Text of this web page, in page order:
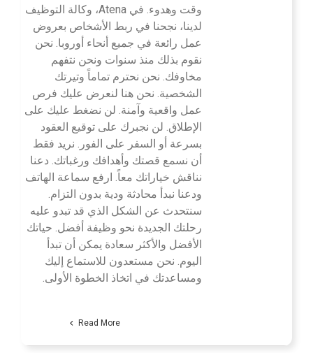
وقت وهدوء. في Atena، وكالة التوظيف
لدينا، نجحنا في ربط الأشخاص بعروض
عمل رائعة في جميع أنحاء أوروبا. نحن
نقوم بذلك منذ سنوات ونحن نتفهم
مخاوفك. نحن نحترم تماماً وتيرتك
الشخصية. نحن هنا لنعرض عليك فرص
عمل واقعية وآمنة. لن نضغط عليك على
الإطلاق. لن نجبرك على توقيع العقود
بسرعة أو السفر على الفور. نريد فقط
أن نسمع قصتك وأهدافك ورغباتك. دعنا
نناقش خياراتك معاً. ارفع سماعة الهاتف
ودعنا نبدأ محادثة ودية بدون التزام.
سنتحدث عن الشكل الذي قد تبدو عليه
رحلتك الجديدة نحو وظيفة أفضل. حياتك
الأفضل والأكثر سعادة يمكن أن تبدأ
اليوم. نحن مستعدون للاستماع إليك
ومساعدتك في اتخاذ الخطوة الأولى.
Read More